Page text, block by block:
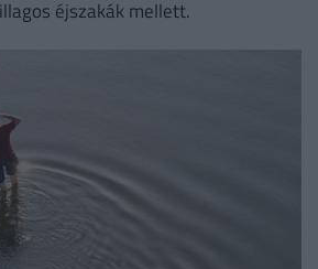
éjszakák mellett.